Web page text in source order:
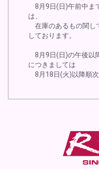
8月9日(日)午前中ま
は、
在庫のあるもの関し
しております。
8月9日(日)の午後以
につきましては
8月18日(火)以降順次